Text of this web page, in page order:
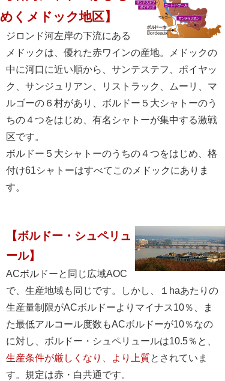
めくメドック地区】
ジロンド河左岸の下流にある
メドックは、優れた赤ワインの産地。メドックの
中に河口に近い順から、サンテステフ、ポイヤッ
ク、サンジュリアン、リストラック、ムーリ、マ
ルゴーの６村があり、ボルドー５大シャトーのう
ちの４つをはじめ、有名シャトーが集中する激戦
区です。
ボルドー５大シャトーのうちの４つをはじめ、格
付け61シャトーはすべてこのメドックにありま
す。
【ボルドー・シュペリュ
ール】
ACボルドーと同じ広域AOC
で、生産地域も同じです。しかし、１haあたりの
生産量制限がACボルドーよりマイナス10％、ま
た最低アルコール度数もACボルドーが10％なの
に対し、ボルドー・シュペリュールは10.5％と、
生産条件が厳しくなり、より上質とされていま
す。規定は赤・白共通です。